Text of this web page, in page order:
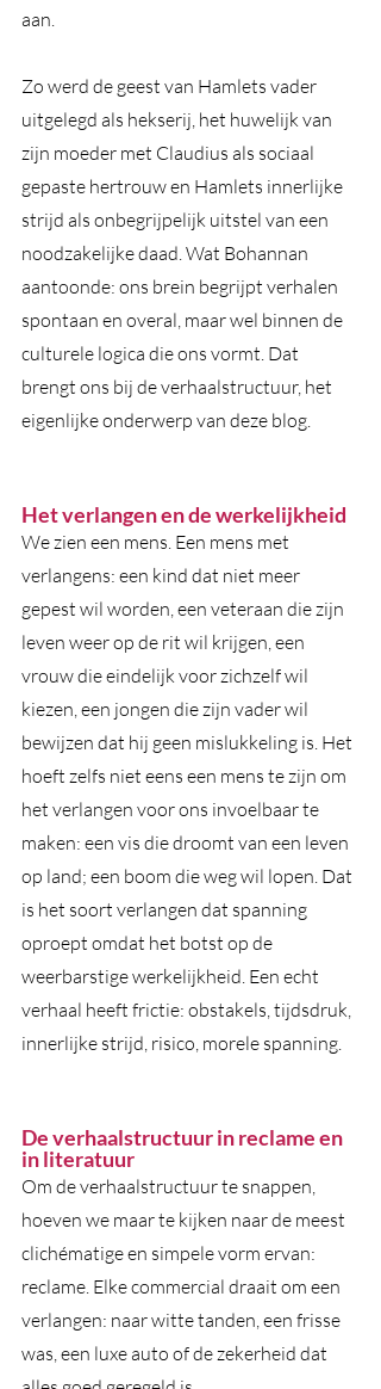
aan.
Zo werd de geest van Hamlets vader
uitgelegd als hekserij, het huwelijk van
zijn moeder met Claudius als sociaal
gepaste hertrouw en Hamlets innerlijke
strijd als onbegrijpelijk uitstel van een
noodzakelijke daad. Wat Bohannan
aantoonde: ons brein begrijpt verhalen
spontaan en overal, maar wel binnen de
culturele logica die ons vormt. Dat
brengt ons bij de verhaalstructuur, het
eigenlijke onderwerp van deze blog.
Het verlangen en de werkelijkheid
We zien een mens. Een mens met
verlangens: een kind dat niet meer
gepest wil worden, een veteraan die zijn
leven weer op de rit wil krijgen, een
vrouw die eindelijk voor zichzelf wil
kiezen, een jongen die zijn vader wil
bewijzen dat hij geen mislukkeling is. Het
hoeft zelfs niet eens een mens te zijn om
het verlangen voor ons invoelbaar te
maken: een vis die droomt van een leven
op land; een boom die weg wil lopen. Dat
is het soort verlangen dat spanning
oproept omdat het botst op de
weerbarstige werkelijkheid. Een echt
verhaal heeft frictie: obstakels, tijdsdruk,
innerlijke strijd, risico, morele spanning.
De verhaalstructuur in reclame en
in literatuur
Om de verhaalstructuur te snappen,
hoeven we maar te kijken naar de meest
clichématige en simpele vorm ervan:
reclame. Elke commercial draait om een
verlangen: naar witte tanden, een frisse
was, een luxe auto of de zekerheid dat